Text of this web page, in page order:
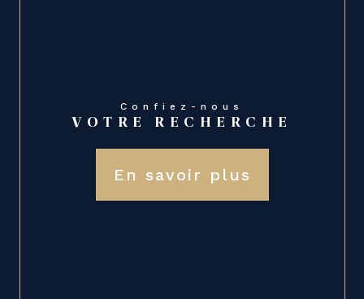
Confiez-nous
VOTRE RECHERCHE
En savoir plus